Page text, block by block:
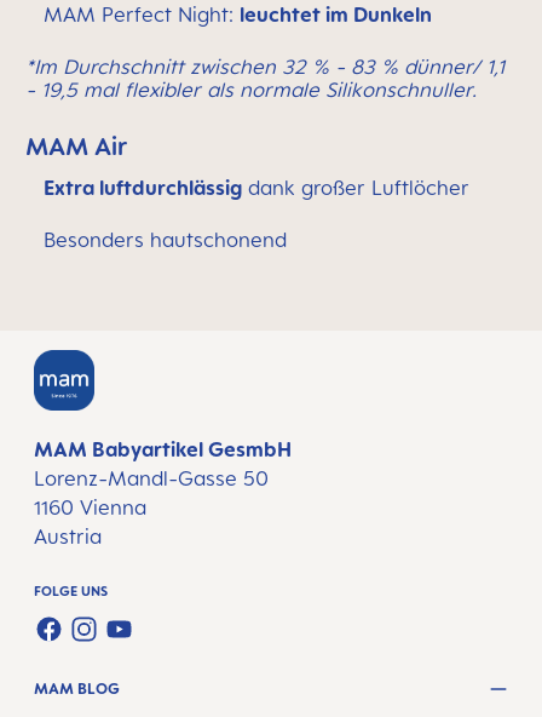
MAM Perfect Night: leuchtet im Dunkeln
*Im Durchschnitt zwischen 32 % - 83 % dünner/ 1,1
- 19,5 mal flexibler als normale Silikonschnuller.
MAM Air
Extra luftdurchlässig dank großer Luftlöcher
Besonders hautschonend
MAM Babyartikel GesmbH
Lorenz-Mandl-Gasse 50
1160 Vienna
Austria
FOLGE UNS
FACEBOOK
INSTAGRAM
YOUTUBE
MAM BLOG